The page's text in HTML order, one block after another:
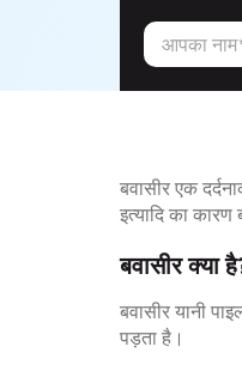
आपका
बवासीर एक
इत्यादि का
बवासीर
बवासीर यानी
पड़ता है।